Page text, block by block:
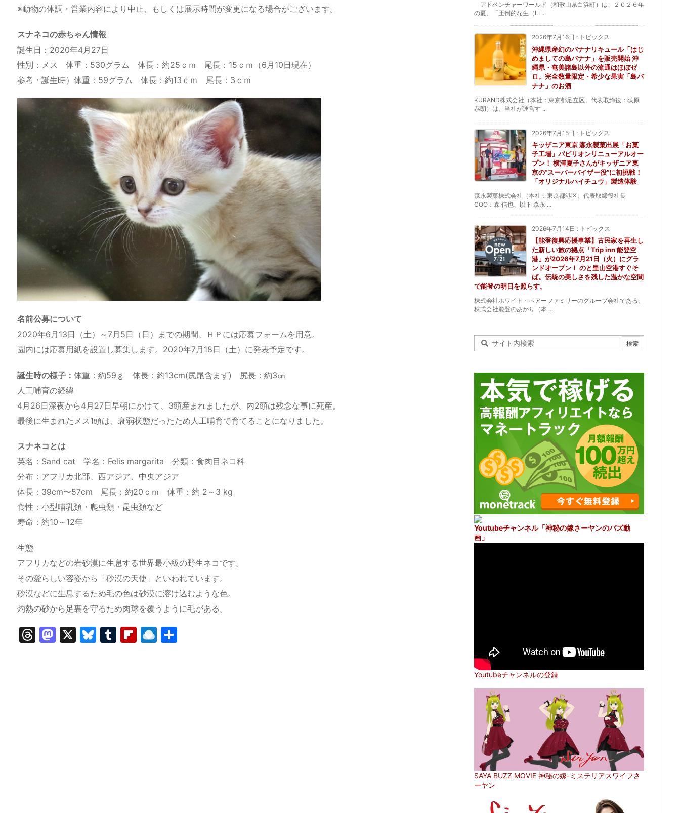
※動物の体調・営業内容により中止、もしくは展示時間が変更になる場合がございます。
スナネコの赤ちゃん情報
誕生日：2020年4月27日
性別：メス 体重：530グラム 体長：約25ｃｍ 尾長：15ｃｍ（6月10日現在）
参考・誕生時）体重：59グラム 体長：約13ｃｍ 尾長：3ｃｍ
名前公募について
2020年6月13日（土）～7月5日（日）までの期間、ＨＰには応募フォームを用意。
園内には応募用紙を設置し募集します。2020年7月18日（土）に発表予定です。
誕生時の様子： 体重：約59ｇ 体長：約13cm(尻尾含まず) 尻長：約3㎝
人工哺育の経緯
4月26日深夜から4月27日早朝にかけて、3頭産まれましたが、内2頭は残念な事に死産。
最後に生まれたメス1頭は、衰弱状態だったため人工哺育で育てることになりました。
スナネコとは
英名：Sand cat 学名：Felis margarita 分類：食肉目ネコ科
分布：アフリカ北部、西アジア、中央アジア
体長：39cm〜57cm 尾長：約20ｃｍ 体重：約 2～3 kg
食性：小型哺乳類・爬虫類・昆虫類など
寿命：約10～12年
生態
アフリカなどの岩砂漠に生息する世界最小級の野生ネコです。
その愛らしい容姿から「砂漠の天使」といわれています。
砂漠などに生息するため毛の色は砂漠に溶け込むような色。
灼熱の砂から足裏を守るため肉球を覆うように毛がある。
T
M X
Bl T
Fl R
アドベンチャーワールド（和歌山県白浜町）は、２０２６年
の夏、「圧倒的な生（LI ...
2026年7月16日 : トピックス
沖縄県産幻のバナナリキュール「はじ
めましての島バナナ」を販売開始 沖
縄県・奄美諸島以外の流通はほぼゼ
ロ。完全数量限定・希少な果実「島バ
ナナ」のお酒
KURAND株式会社（本社：東京都足立区、代表取締役：荻原
恭朗）は、当社が運営す ...
2026年7月15日 : トピックス
キッザニア東京 森永製菓出展「お菓
子工場」パビリオンリニューアルオー
プン！ 横澤夏子さんがキッザニア東
京の“スーパーバイザー役”に初挑戦！
「オリジナルハイチュウ」製造体験
森永製菓株式会社（本社：東京都港区、代表取締役社長
COO：森 信也、以下 森永 ...
2026年7月14日 : トピックス
【能登復興応援事業】古民家を再生し
た新しい旅の拠点「Trip inn 能登空
港」が2026年7月21日（火）にグラ
ンドオープン！ のと里山空港すぐそ
ば。伝統の美しさを残した温かな空間
で能登の明日を照らす。
株式会社ホワイト・ベアーファミリーのグループ会社である、
株式会社能登のあかり（本 ...
Youtubeチャンネル「神秘の嫁さーヤンのバズ動
画」
Youtubeチャンネルの登録
SAYA BUZZ MOVIE 神秘の嫁-ミステリアスワイフさ
ーヤン